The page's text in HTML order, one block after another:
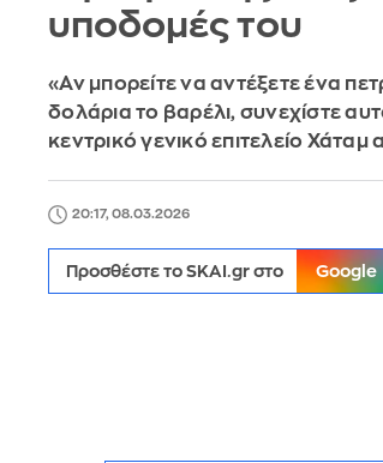
υποδομές του
«Αν μπορείτε να αντέξετε ένα
δολάρια το βαρέλι, συνεχίστε
κεντρικό γενικό επιτελείο Χάταμ
20:17, 08.03.2026
Προσθέστε το SKAI.gr στο Google